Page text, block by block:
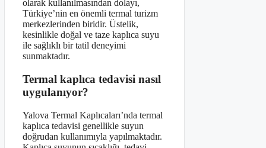
olarak kullanılmasından dolayı,
Türkiye’nin en önemli termal turizm
merkezlerinden biridir. Üstelik,
kesinlikle doğal ve taze kaplıca suyu
ile sağlıklı bir tatil deneyimi
sunmaktadır.
Termal kaplıca tedavisi nasıl
uygulanıyor?
Yalova Termal Kaplıcaları’nda termal
kaplıca tedavisi genellikle suyun
doğrudan kullanımıyla yapılmaktadır.